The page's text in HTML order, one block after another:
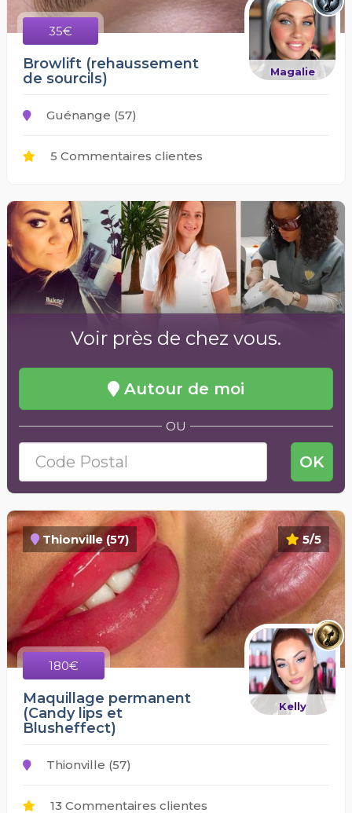
35€
Magalie
Browlift (rehaussement
de sourcils)
Guénange (57)
5 Commentaires clientes
Voir près de chez vous.
Autour de moi
OU
OK
5/5
Thionville (57)
180€
Kelly
Maquillage permanent
(Candy lips et
Blusheffect)
Thionville (57)
13 Commentaires clientes